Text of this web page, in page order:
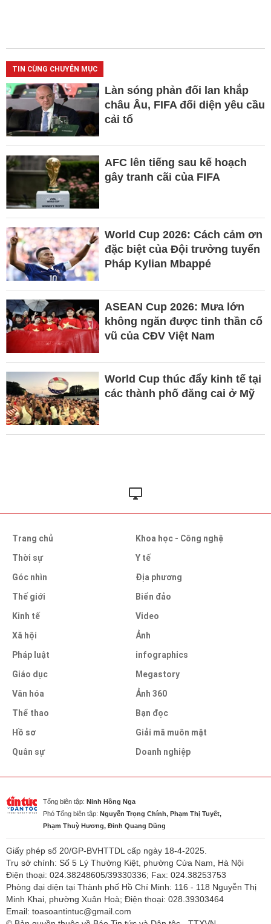
TIN CÙNG CHUYÊN MỤC
Làn sóng phản đối lan khắp
châu Âu, FIFA đối diện yêu cầu
cải tổ
AFC lên tiếng sau kế hoạch
gây tranh cãi của FIFA
World Cup 2026: Cách cảm ơn
đặc biệt của Đội trưởng tuyển
Pháp Kylian Mbappé
ASEAN Cup 2026: Mưa lớn
không ngăn được tinh thần cổ
vũ của CĐV Việt Nam
World Cup thúc đẩy kinh tế tại
các thành phố đăng cai ở Mỹ
Trang chủ
Thời sự
Góc nhìn
Thế giới
Kinh tế
Xã hội
Pháp luật
Giáo dục
Văn hóa
Thể thao
Hồ sơ
Quân sự
Khoa học - Công nghệ
Y tế
Địa phương
Biển đảo
Video
Ảnh
infographics
Megastory
Ảnh 360
Bạn đọc
Giải mã muôn mặt
Doanh nghiệp
Tổng biên tập: Ninh Hồng Nga
Phó Tổng biên tập: Nguyễn Trọng Chính, Phạm Thị Tuyết,
Phạm Thuỳ Hương, Đinh Quang Dũng
Giấy phép số 20/GP-BVHTTDL cấp ngày 18-4-2025.
Trụ sở chính: Số 5 Lý Thường Kiệt, phường Cửa Nam, Hà Nội
Điện thoại: 024.38248605/39330336; Fax: 024.38253753
Phòng đại diện tại Thành phố Hồ Chí Minh: 116 - 118 Nguyễn Thị
Minh Khai, phường Xuân Hoà; Điện thoại: 028.39303464
Email: toasoantintuc@gmail.com